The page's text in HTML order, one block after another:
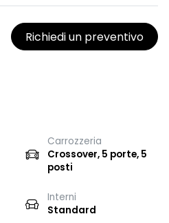
Richiedi un preventivo
Carrozzeria
Crossover, 5 porte, 5
posti
Interni
Standard